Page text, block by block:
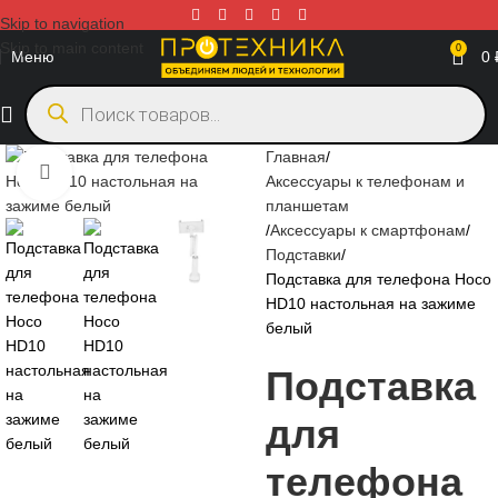
Skip to navigation
Skip to main content
Меню 0 0
Нажмите, чтобы увеличить
Главная
Аксессуары к телефонам и
планшетам
Аксессуары к смартфонам
Подставки
Подставка для телефона Hoco
HD10 настольная на зажиме
белый
Подставка
для
телефона